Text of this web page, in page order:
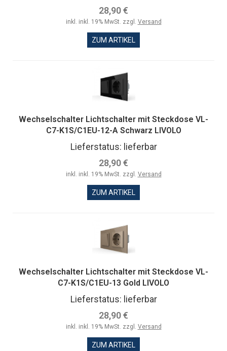
28,90 €
inkl. inkl. 19% MwSt. zzgl. Versand
ZUM ARTIKEL
Wechselschalter Lichtschalter mit Steckdose VL-
C7-K1S/C1EU-12-A Schwarz LIVOLO
Lieferstatus: lieferbar
28,90 €
inkl. inkl. 19% MwSt. zzgl. Versand
ZUM ARTIKEL
Wechselschalter Lichtschalter mit Steckdose VL-
C7-K1S/C1EU-13 Gold LIVOLO
Lieferstatus: lieferbar
28,90 €
inkl. inkl. 19% MwSt. zzgl. Versand
ZUM ARTIKEL